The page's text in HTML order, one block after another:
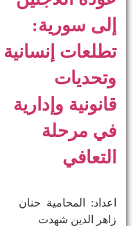
إلى سورية:
تطلعات إنسانية
وتحديات
قانونية وإدارية
في مرحلة
التعافي
اعداد: المحامية حنان
زاهر الدين ​شهدت